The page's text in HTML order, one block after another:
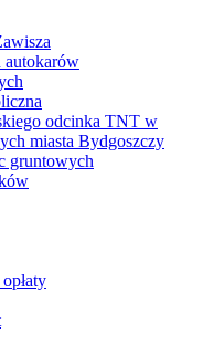
autokarów
odcinka TNT w
miasta Bydgoszczy
gruntowych